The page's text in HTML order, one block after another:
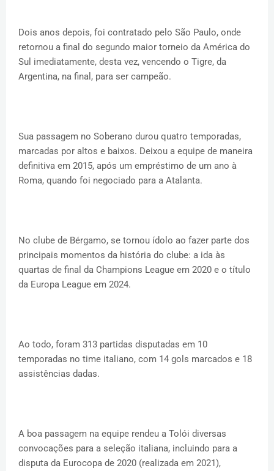
Dois anos depois, foi contratado pelo São Paulo, onde
retornou a final do segundo maior torneio da América do
Sul imediatamente, desta vez, vencendo o Tigre, da
Argentina, na final, para ser campeão.
Sua passagem no Soberano durou quatro temporadas,
marcadas por altos e baixos. Deixou a equipe de maneira
definitiva em 2015, após um empréstimo de um ano à
Roma, quando foi negociado para a Atalanta.
No clube de Bérgamo, se tornou ídolo ao fazer parte dos
principais momentos da história do clube: a ida às
quartas de final da Champions League em 2020 e o título
da Europa League em 2024.
Ao todo, foram 313 partidas disputadas em 10
temporadas no time italiano, com 14 gols marcados e 18
assistências dadas.
A boa passagem na equipe rendeu a Tolói diversas
convocações para a seleção italiana, incluindo para a
disputa da Eurocopa de 2020 (realizada em 2021),